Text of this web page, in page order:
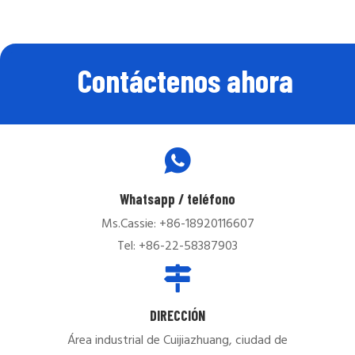
Contáctenos ahora
Whatsapp / teléfono
Ms.Cassie: +86-18920116607
Tel: +86-22-58387903
DIRECCIÓN
Área industrial de Cuijiazhuang, ciudad de